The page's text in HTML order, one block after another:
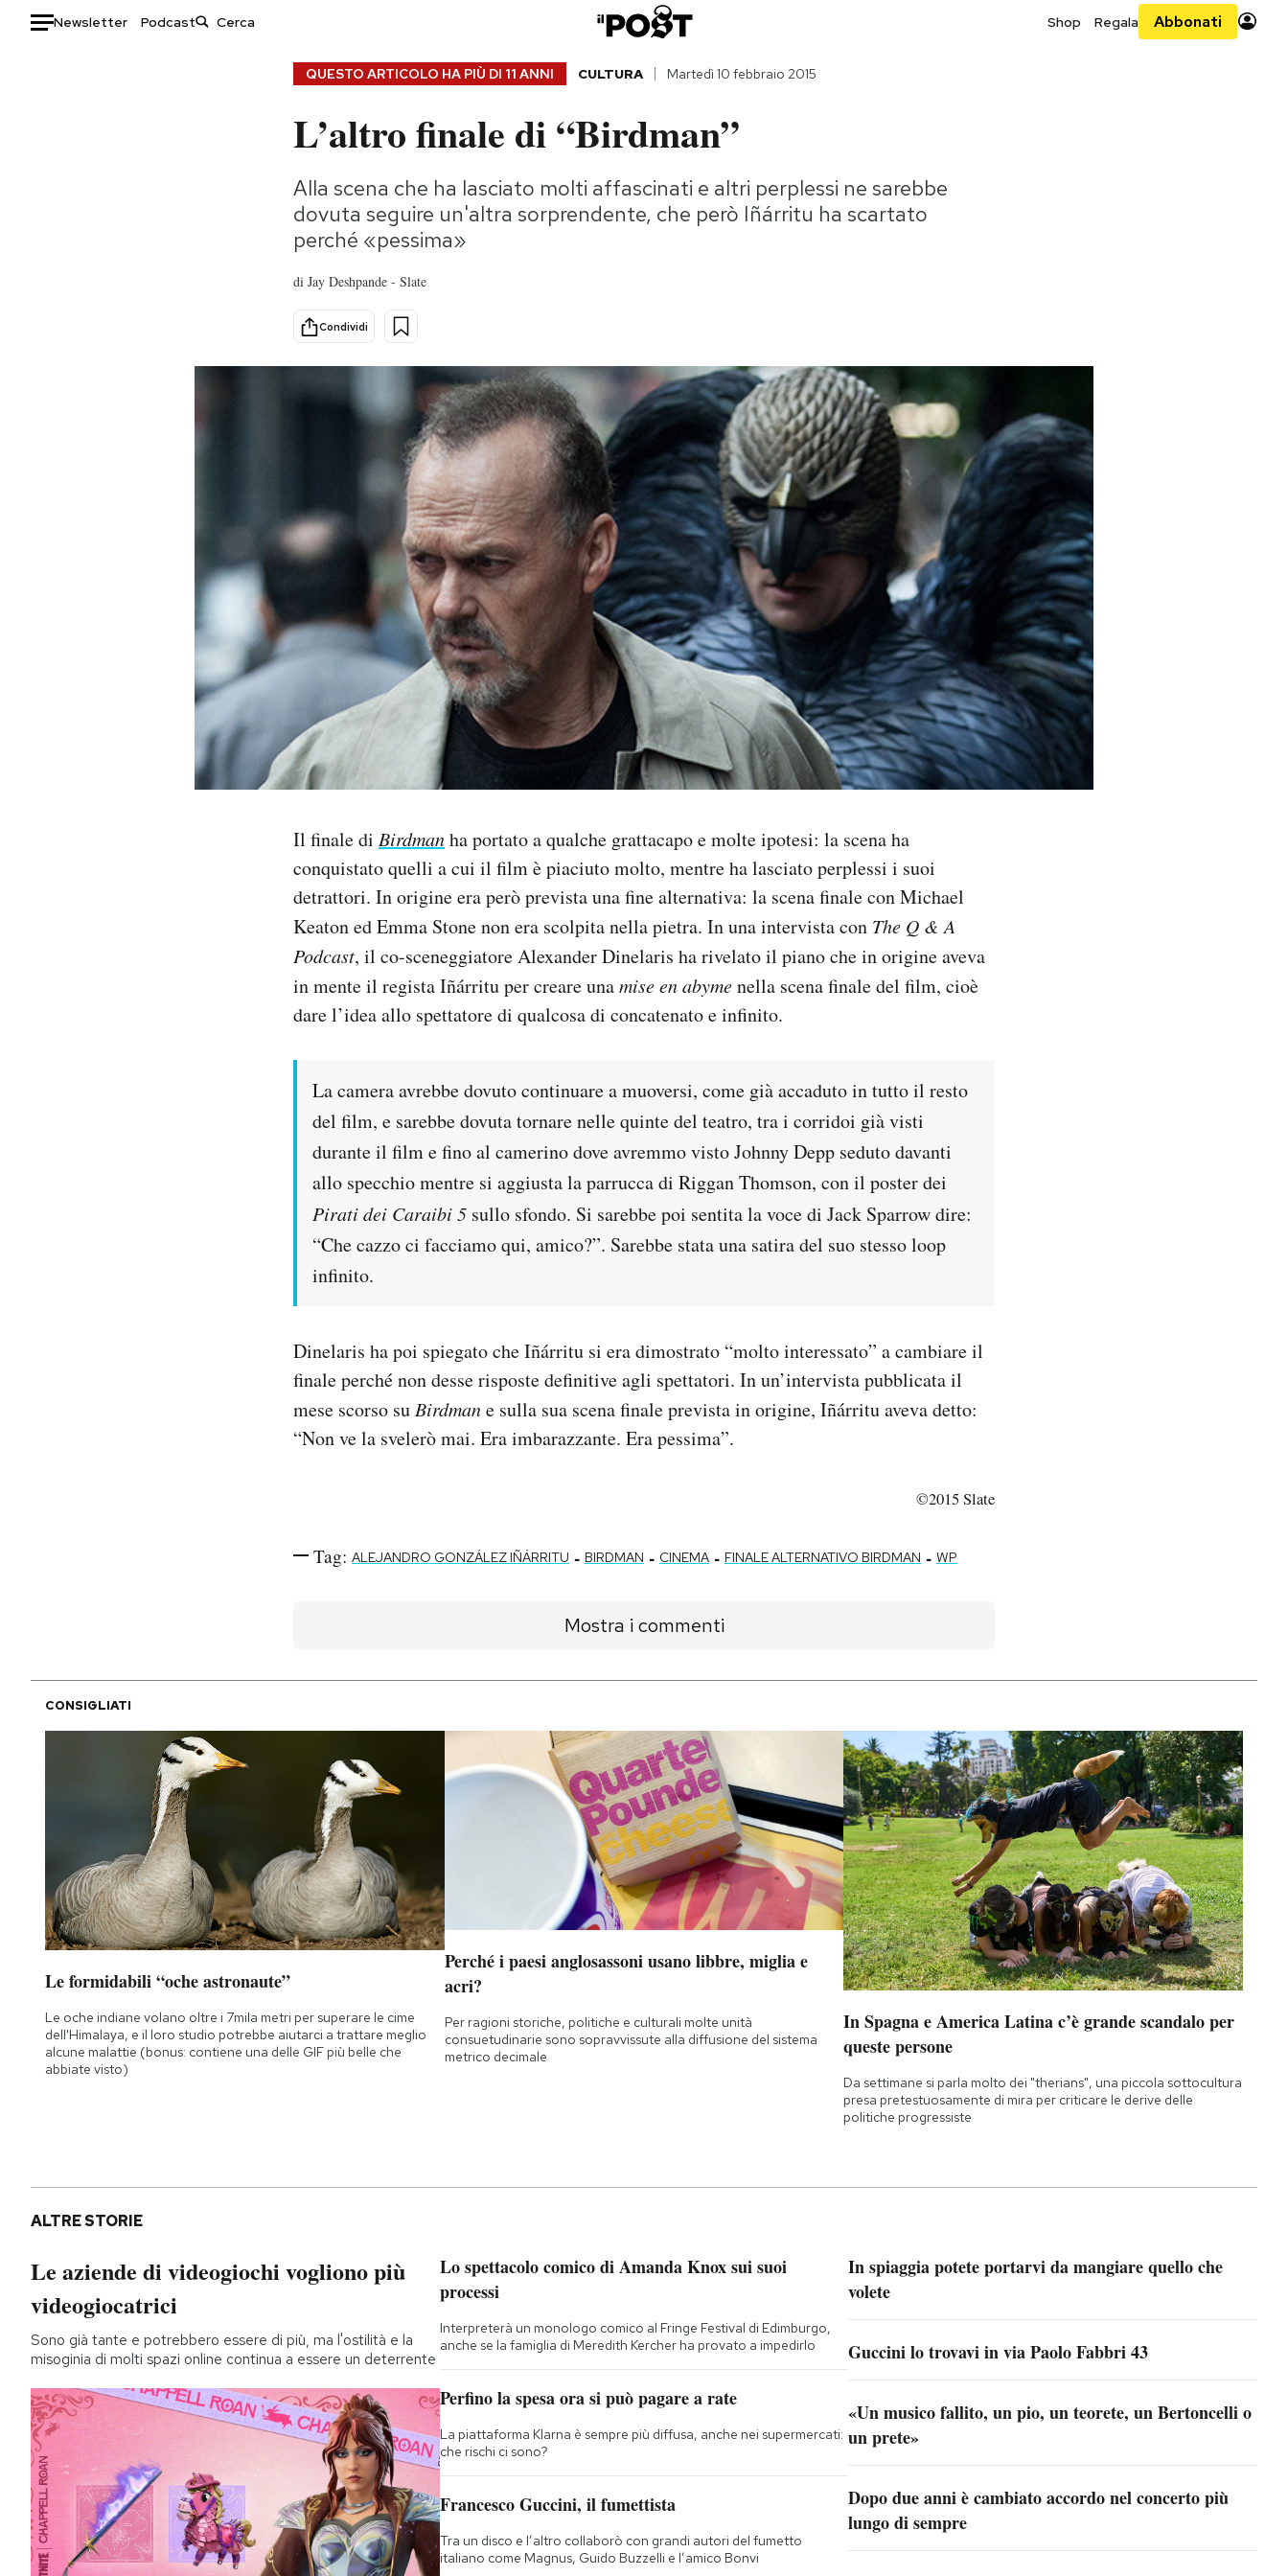
Newsletter Podcast Shop Regala Abbonati
Consumismi
Storie/Idee
QUESTO ARTICOLO HA PIÙ DI 11 ANNI CULTURA Martedì 10 febbraio 2015
L’altro finale di “Birdman”
Alla scena che ha lasciato molti affascinati e altri perplessi ne sarebbe
dovuta seguire un'altra sorprendente, che però Iñárritu ha scartato
perché «pessima»
di Jay Deshpande - Slate
Condividi
Il finale di Birdmanha portato a qualche grattacapo e molte ipotesi: la scena ha
conquistato quelli a cui il film è piaciuto molto, mentre ha lasciato perplessi i suoi
detrattori. In origine era però prevista una fine alternativa: la scena finale con Michael
Keaton ed Emma Stone non era scolpita nella pietra. In una intervista con The Q & A
Podcast, il co-sceneggiatore Alexander Dinelaris ha rivelato il piano che in origine aveva
in mente il regista Iñárritu per creare unamise en abymenella scena finale del film, cioè
dare l’idea allo spettatore di qualcosa di concatenato e infinito.
La camera avrebbe dovuto continuare a muoversi, come già accaduto in tutto il resto
del film, e sarebbe dovuta tornare nelle quinte del teatro, tra i corridoi già visti
durante il film e fino al camerino dove avremmo visto Johnny Depp seduto davanti
allo specchio mentre si aggiusta la parrucca di Riggan Thomson, con il poster dei
Pirati dei Caraibi 5 sullo sfondo. Si sarebbe poi sentita la voce di Jack Sparrow dire:
“Che cazzo ci facciamo qui, amico?”. Sarebbe stata una satira del suo stesso loop
infinito.
Dinelaris ha poi spiegato che Iñárritu si era dimostrato “molto interessato” a cambiare il
finale perché non desse risposte definitive agli spettatori. In un’intervista pubblicata il
mese scorso su Birdmane sulla sua scena finale prevista in origine, Iñárritu aveva detto:
“Non ve la svelerò mai. Era imbarazzante. Era pessima”.
©2015 Slate
Tag: ALEJANDRO GONZÁLEZ IÑÁRRITU - BIRDMAN - CINEMA - FINALE ALTERNATIVO BIRDMAN - WP
Mostra i commenti
CONSIGLIATI
Le formidabili “oche astronaute”
Le oche indiane volano oltre i 7mila metri per superare le cime
dell'Himalaya, e il loro studio potrebbe aiutarci a trattare meglio
alcune malattie (bonus: contiene una delle GIF più belle che
abbiate visto)
Perché i paesi anglosassoni usano libbre, miglia e
acri?
Per ragioni storiche, politiche e culturali molte unità
consuetudinarie sono sopravvissute alla diffusione del sistema
metrico decimale
In Spagna e America Latina c’è grande scandalo per
queste persone
Da settimane si parla molto dei "therians", una piccola sottocultura
presa pretestuosamente di mira per criticare le derive delle
politiche progressiste
ALTRE STORIE
Le aziende di videogiochi vogliono più
videogiocatrici
Sono già tante e potrebbero essere di più, ma l'ostilità e la
misoginia di molti spazi online continua a essere un deterrente
Lo spettacolo comico di Amanda Knox sui suoi
processi
Interpreterà un monologo comico al Fringe Festival di Edimburgo,
anche se la famiglia di Meredith Kercher ha provato a impedirlo
Perfino la spesa ora si può pagare a rate
La piattaforma Klarna è sempre più diffusa, anche nei supermercati:
che rischi ci sono?
Francesco Guccini, il fumettista
Tra un disco e l’altro collaborò con grandi autori del fumetto
italiano come Magnus, Guido Buzzelli e l’amico Bonvi
In spiaggia potete portarvi da mangiare quello che
volete
Guccini lo trovavi in via Paolo Fabbri 43
«Un musico fallito, un pio, un teorete, un Bertoncelli o
un prete»
Dopo due anni è cambiato accordo nel concerto più
lungo di sempre